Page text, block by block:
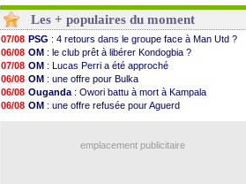
16h06 Amical: Chelsea corrige l'AC Milan
15h48
Argentine: Messi perd son papa
15h41 Amical: l'Inter s'offre la Juventus
15h21
Atletico: Almada rejoint River Plate (off.)
15h14
Monaco: Camara a la cote en Angleterre
14h59
Amical: encore une défaite pour Strasbourg
14h43
OM : la piste Goore en attaque
14h14
PSG: ça négocie avec le Barça pour Torres
13h59
Amical: Rennes s'incline contre Brentford
: Mourinho durcit les règles
Les + populaires du moment
07/08 PSG : 4 retours dans le groupe face à Man Utd ?
06/08 OM : le club prêt à libérer Kondogbia ?
07/08 OM : Lucas Perri a été approché
06/08 OM : une offre pour Bulka
06/08 Ouganda : Owori battu à mort à Kampala
06/08 OM : une offre refusée pour Aguerd
emplacement publicitaire